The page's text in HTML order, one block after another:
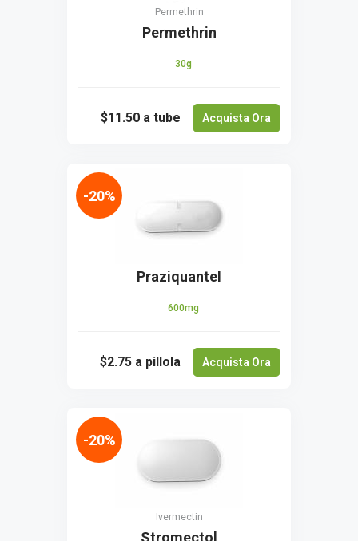
Permethrin
Permethrin
30g
$11.50 a tube Acquista Ora
Praziquantel
600mg
$2.75 a pillola Acquista Ora
-20%
Ivermectin
Stromectol
-20%